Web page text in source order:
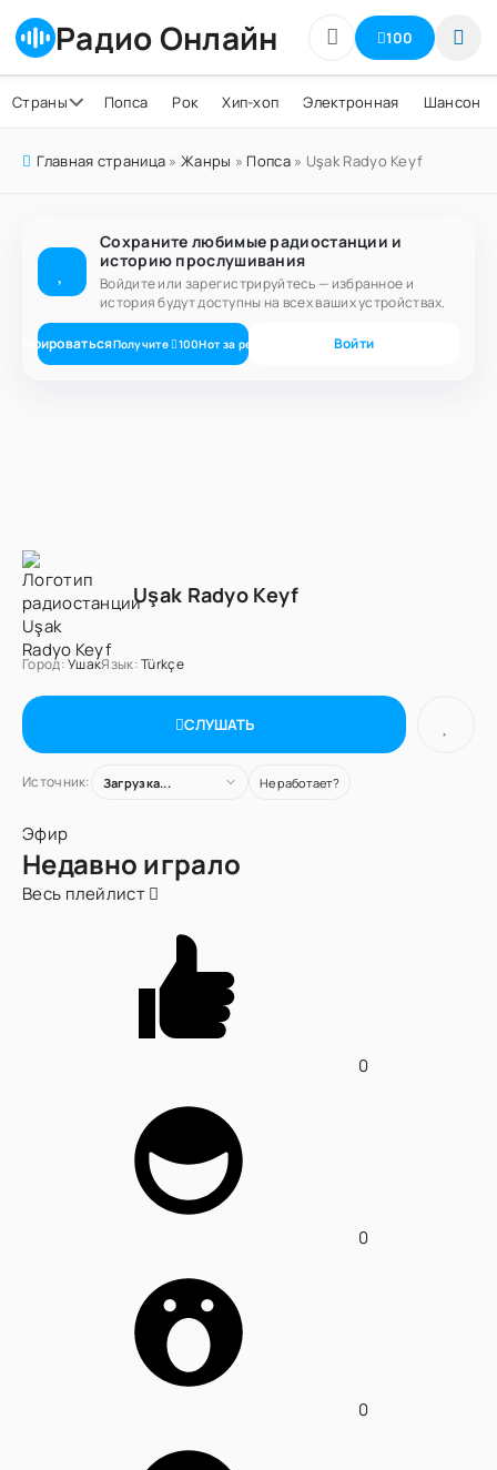
Радио Онлайн 100
Страны Попса Рок Хип-хоп Электронная Шансон
Главная страница »Жанры » Попса» Uşak Radyo Keyf
Сохраните любимые радиостанции и
историю прослушивания
Войдите или зарегистрируйтесь — избранное и
история будут доступны на всех ваших устройствах.
Получите 100Нот за регистрацию Войти
Uşak Radyo Keyf
Город:УшакЯзык:Türkçe
СЛУШАТЬ
Источник: Загрузка... Не работает?
Эфир
Недавно играло
Весь плейлист
0
0
0